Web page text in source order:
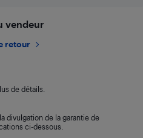
vendeur
retour
de détails.
divulgation de la garantie de
ci-dessous.